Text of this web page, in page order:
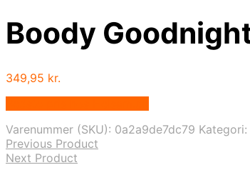
Boody
349,95 kr.
Varenummer (SKU): 0a2a9de7dc79 Kategori:
Previous Product
Next Product